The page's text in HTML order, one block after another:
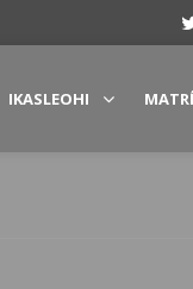
IKASLEOHI